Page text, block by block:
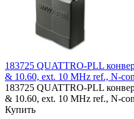
183725 QUATTRO-PLL
& 10.60, ext. 10 MHz ref., N-
183725 QUATTRO-PLL
& 10.60, ext. 10 MHz ref., N-
Купить